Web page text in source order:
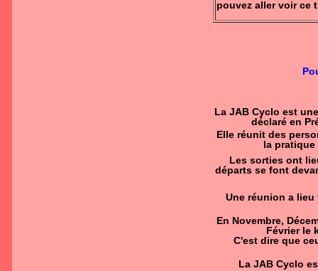
pouvez aller voir ce
La JAB Cyclo est
déclaré en
Elle réunit des
la
Les sorties ont lie
départs se font
Une réunion a lieu
En Novembre,
Février le
C'est dire que
La JAB Cyclo